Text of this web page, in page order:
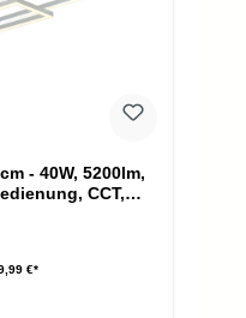
- 40W, 5200lm,
CCT,
€*